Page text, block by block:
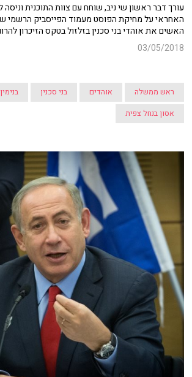
עורך דבר ראשון שי ניב, שוחח עם צוות התוכנית
האחראי על מחיקת הפוסט מעמוד הפייסביק
האשים את אוהדי בני סכנין בזלזול בטקס הזיכרון
03/05/2018
ראש ממשלה אוהדים בני סכנין
אסון בנחל צפית